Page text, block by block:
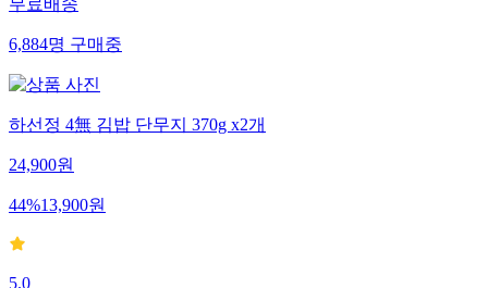
무료배송
6,884명구매중
하선정 4無 김밥 단무지 370g x2개
24,900원
44%13,900원